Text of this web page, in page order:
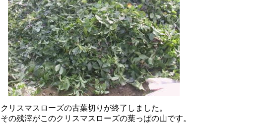
クリスマスローズの古葉切りが終了しました。
その残滓がこのクリスマスローズの葉っぱの山です。